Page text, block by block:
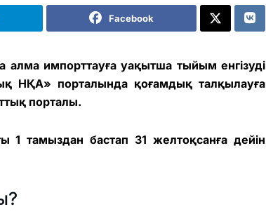
Facebook
алма импорттауға уақытша тыйым енгізуді
НҚА» порталында қоғамдық талқылауға
порталы.
1 тамыздан бастап 31 желтоқсанға дейін